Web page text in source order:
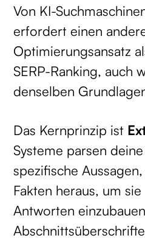
Von KI-
erfordert einen
Optimierungsansatz
SERP-Ranking, auch
denselben
Das Kernprinzip ist
Systeme parsen
spezifische
Fakten heraus, um
Antworten